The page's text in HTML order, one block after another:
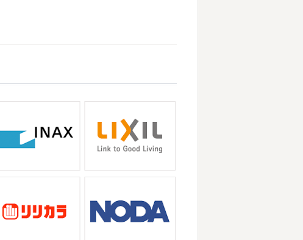
しくなって過ごしやすい陽気になってきま
ハマり中です
田原・茅ヶ崎外壁塗装専門店＊
８月が終わりますがいかがお過ごしです
ってきました
以前は早朝から大行列だった
川・小田原・茅ヶ崎外壁塗装専門店＊
らず暑い日が続いていますが、いかがお過ご
、ベルマーレ主催のフットサル大会に大野
はおちゃんも日に日に上達しています♡
店＊
てしまいましたね!! 新しい年の始まりです!!
こはマービスタですね
営業部長久々のサー
前にしっかりと身体をほぐ ...
はおちゃんも 柔らかくて羨ましい先生のダ
なキレイになれるように頑張ります今はま